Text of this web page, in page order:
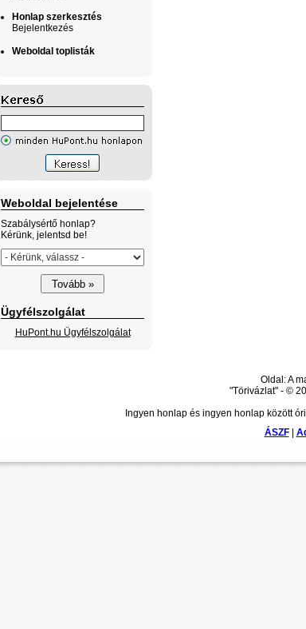
Honlap szerkesztés
Bejelentkezés
Weboldal toplisták
Weboldal bejelentése
Szabálysértő honlap?
Kérünk, jelentsd be!
Ügyfélszolgálat
HuPont.hu Ügyfélszolgálat
Oldal: A
"Törivázlat" - ©
Ingyen honlap és ingyen honlap között
ÁSZF|